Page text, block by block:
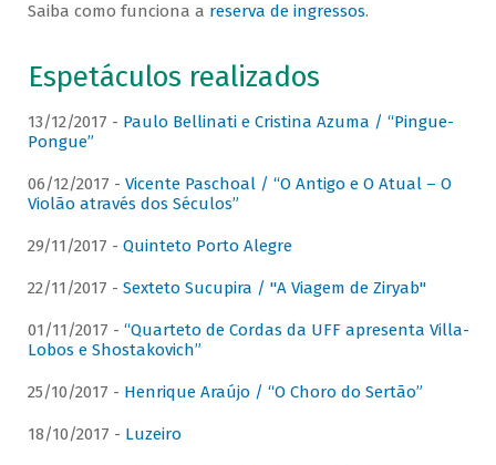
Saiba como funciona a reserva de ingressos.
Espetáculos realizados
13/12/2017 - Paulo Bellinati e Cristina Azuma / “Pingue-
Pongue”
06/12/2017 - Vicente Paschoal / “O Antigo e O Atual – O
Violão através dos Séculos”
29/11/2017 - Quinteto Porto Alegre
22/11/2017 - Sexteto Sucupira / "A Viagem de Ziryab"
01/11/2017 - “Quarteto de Cordas da UFF apresenta Villa-
Lobos e Shostakovich”
25/10/2017 - Henrique Araújo / “O Choro do Sertão”
18/10/2017 - Luzeiro